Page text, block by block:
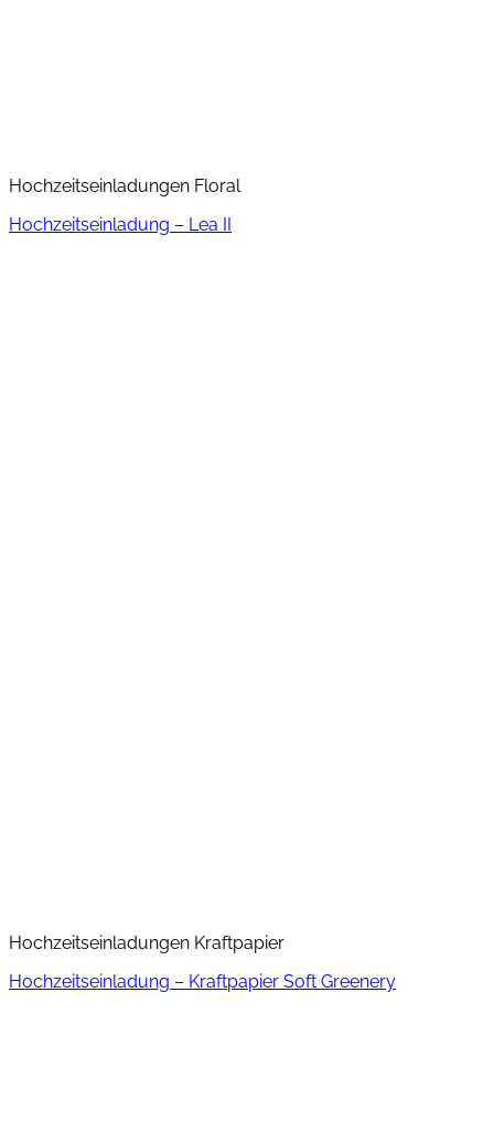
Hochzeitseinladungen Floral
Hochzeitseinladung – Lea II
Hochzeitseinladungen Kraftpapier
Hochzeitseinladung – Kraftpapier Soft Greenery